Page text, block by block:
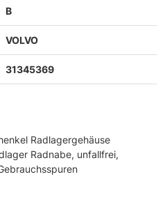
B
VOLVO
31345369
Radlagergehäuse
Radnabe, unfallfrei,